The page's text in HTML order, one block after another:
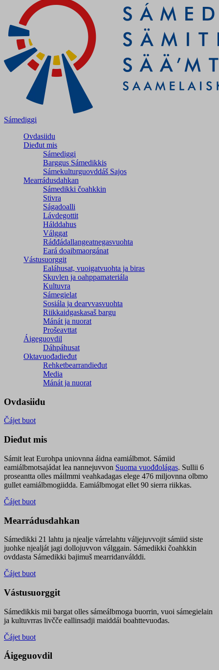
Sámediggi
Ovdasiidu
Dieđut mis
Sámediggi
Barggus Sámedikkis
Sámekulturguovddáš Sajos
Mearrádusdahkan
Sámedikki čoahkkin
Stivra
Ságadoalli
Lávdegottit
Hálddahus
Válggat
Ráđđádallangeatnegas­vuohta
Eará doaibmaorgánat
Vástusuorggit
Ealáhusat, vuoigatvuohta ja biras
Skuvlen ja oahppamateriála
Kultuvra
Sámegielat
Sosiála ja dearvvasvuohta
Riikkaidgaskasaš bargu
Mánát ja nuorat
Prošeavttat
Áigeguovdil
Dáhpáhusat
Oktavuođadieđut
Rehketbearrandieđut
Media
Mánát ja nuorat
Ovdasiidu
Čájet buot
Dieđut mis
Sámit leat Eurohpa uniovnna áidna eamiálbmot. Sámiid
eamiálbmotsajádat lea nannejuvvon Suoma vuođđolágas. Sullii 6
proseantta olles máilmmi veahkadagas elege 476 miljovnna olbmo
gullet eamiálbmogiidda. Eamiálbmogat ellet 90 sierra riikkas.
Čájet buot
Mearrádusdahkan
Sámedikki 21 lahtu ja njealje várrelahtu váljejuvvojit sámiid siste
juohke njealját jagi dollojuvvon válggain. Sámedikki čoahkkin
ovddasta Sámedikki bajimuš mearridanválddi.
Čájet buot
Vástusuorggit
Sámedikkis mii bargat olles sámeálbmoga buorrin, vuoi sámegielain
ja kultuvrras livčče eallinsadji maiddái boahttevuođas.
Čájet buot
Áigeguovdil